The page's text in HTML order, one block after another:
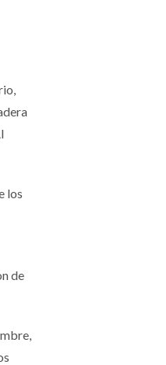
los
de